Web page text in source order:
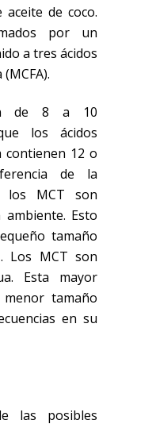
de coco.
por un
a tres ácidos
de 8 a 10
los ácidos
contienen 12 o
de la
los MCT son
Esto
tamaño
Los MCT son
Esta mayor
tamaño
en su
las posibles